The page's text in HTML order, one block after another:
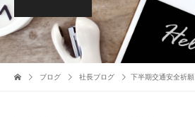
ブログ 社長ブログ 下半期交通安全祈願